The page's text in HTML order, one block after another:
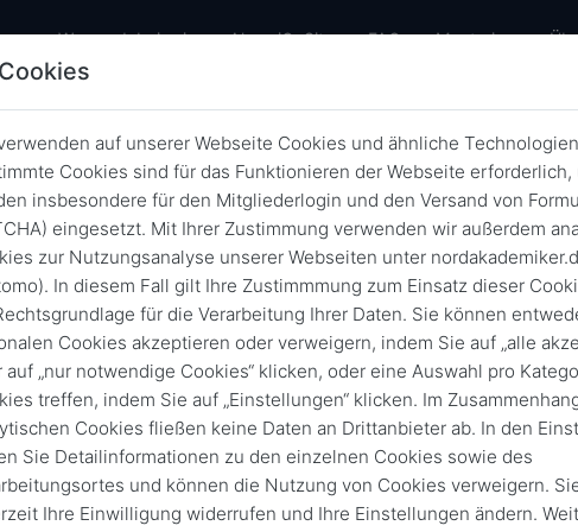
Warum dabei sein AlumniOnSite FAQ Mentoring
Elmshorn
10, 20 und 30 Jahre
13. Sept. 2025 von 11:00 16:00
An-/Abmeldefrist 4. Sept. 2025
Vergangene
Cookies
auf unserer Webseite Cookies und ähnliche
Cookies sind für das Funktionieren der Webseite erforderlich,
insbesondere für den Mitgliederlogin und den Versand von
eingesetzt. Mit Ihrer Zustimmung verwenden wir außerdem
zur Nutzungsanalyse unserer Webseiten unter
In diesem Fall gilt Ihre Zustimmmung zum Einsatz dieser
für die Verarbeitung Ihrer Daten. Sie können
Cookies akzeptieren oder verweigern, indem Sie auf „alle
auf „nur notwendige Cookies“ klicken, oder eine Auswahl pro
treffen, indem Sie auf „Einstellungen“ klicken. Im
Cookies fließen keine Daten an Drittanbieter ab. In den
Sie Detailinformationen zu den einzelnen Cookies sowie des
und können die Nutzung von Cookies verweigern.
Ihre Einwilligung widerrufen und Ihre Einstellungen ändern.